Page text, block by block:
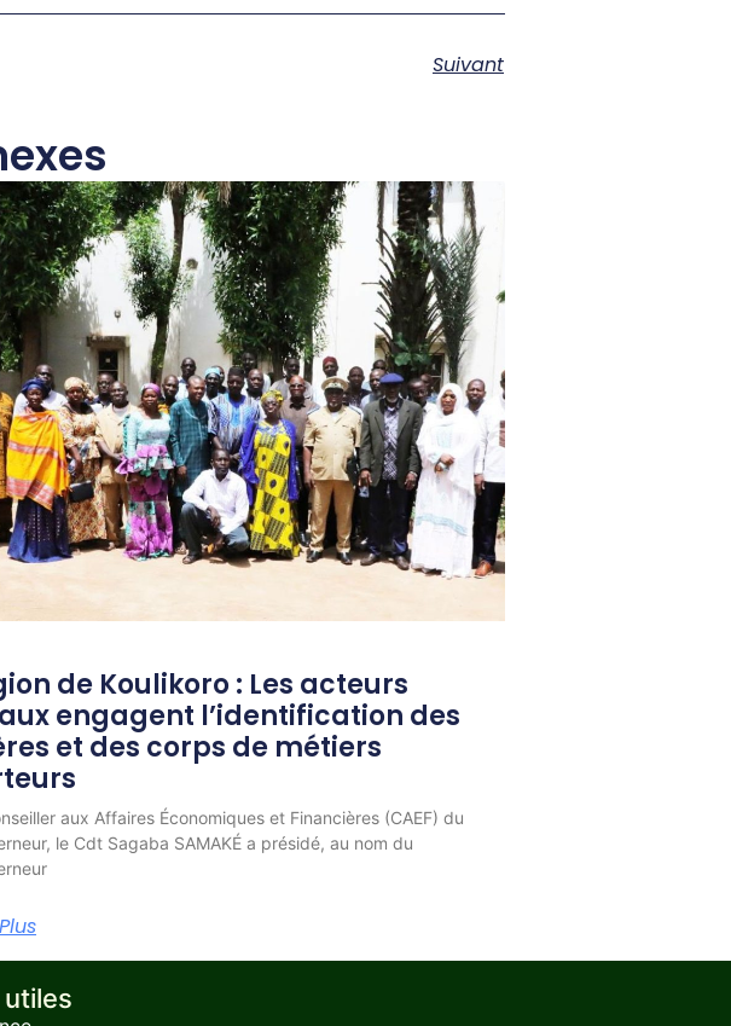
Suivant
de Koulikoro : Les acteurs
engagent l’identification des
et des corps de métiers
aux Affaires Économiques et Financières (CAEF) du
le Cdt Sagaba SAMAKÉ a présidé, au nom du